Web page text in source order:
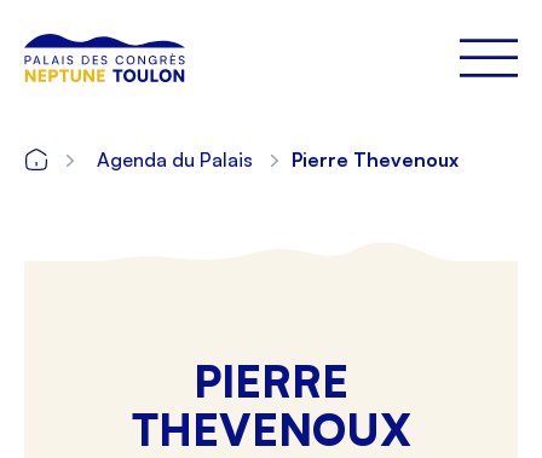
Agenda du Palais Pierre Thevenoux
PIERRE
THEVENOUX